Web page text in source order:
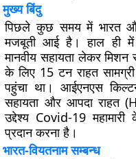
मुख्य बिंदु
पिछले कुछ समय में भारत
मजबूती आई है। हाल ही में
मानवीय सहायता लेकर मिशन
के लिए 15 टन राहत
पहुंचा था। आईएनएस
सहायता और आपदा राहत
उद्देश्य Covid-19
प्रदान करना है।
भारत-वियतनाम सम्बन्ध